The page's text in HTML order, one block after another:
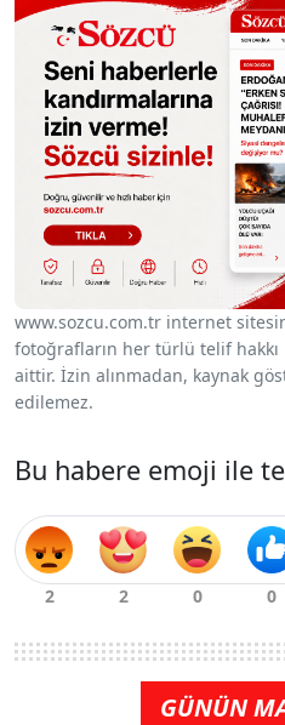
www.sozcu.com.tr internet
fotoğrafların her türlü telif hakkı
aittir. İzin alınmadan, kaynak
edilemez.
Bu habere emoji ile
GÜNÜN